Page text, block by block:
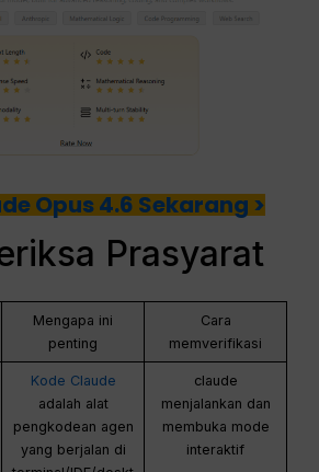
Opus 4.6 Sekarang >
Prasyarat
Mengapa ini
penting
Cara
memverifikasi
Kode Claude
adalah alat
pengkodean agen
yang berjalan di
claude
menjalankan dan
membuka mode
interaktif